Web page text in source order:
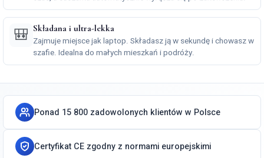
🎒 Składana i ultra-lekka
Zajmuje miejsce jak laptop. Składasz ją w sekundę i chowasz w
szafie. Idealna do małych mieszkań i podróży.
Ponad 15 800 zadowolonych klientów w Polsce
Certyfikat CE zgodny z normami europejskimi